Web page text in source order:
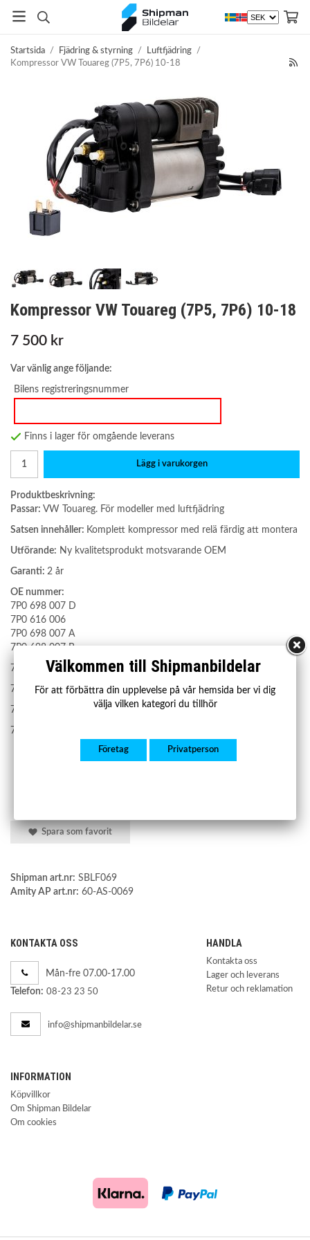
Startsida / Fjädring & styrning / Luftfjädring /
Kompressor VW Touareg (7P5, 7P6) 10-18
Kompressor VW Touareg (7P5, 7P6) 10-18
7 500 kr
Var vänlig ange följande:
Bilens registreringsnummer
Finns i lager för omgående leverans
Lägg i varukorgen
Produktbeskrivning:
Passar: VW Touareg. För modeller med luftfjädring
Satsen innehåller: Komplett kompressor med relä färdig att montera
Utförande: Ny kvalitetsprodukt motsvarande OEM
Garanti: 2 år
OE nummer:
7P0 698 007 D
7P0 616 006
7P0 698 007 A
7P0 698 007 B
7P0698007D
7P0616006
7P0698007A
7P0698007B
Spara som favorit
Shipman art.nr: SBLF069
Amity AP art.nr: 60-AS-0069
KONTAKTA OSS
Mån-fre 07.00-17.00
Telefon: 08-23 23 50
info@shipmanbildelar.se
HANDLA
Kontakta oss
Lager och leverans
Retur och reklamation
INFORMATION
Köpvillkor
Om Shipman Bildelar
Om cookies
Välkommen till Shipmanbildelar
För att förbättra din upplevelse på vår hemsida ber vi dig
välja vilken kategori du tillhör
Företag Privatperson